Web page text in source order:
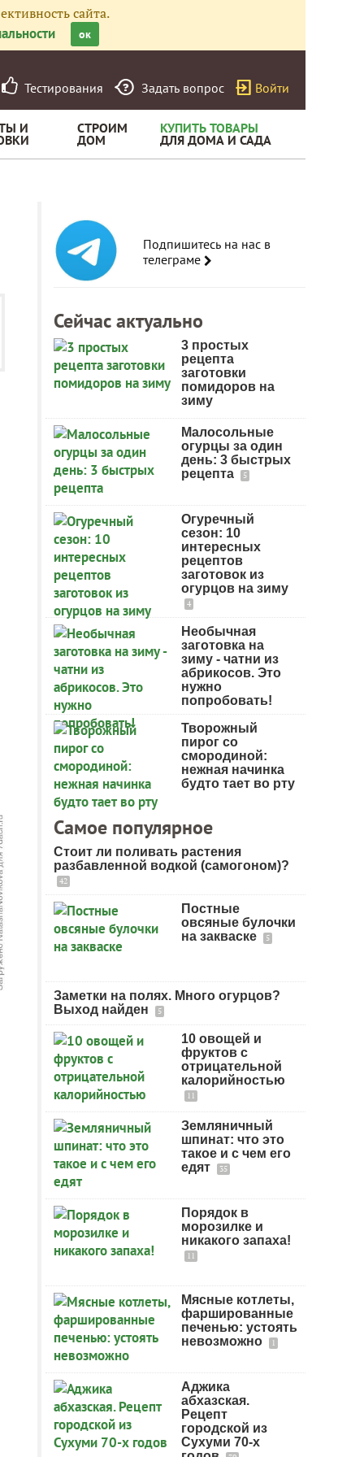
сайта.
ок
Тестирования Задать вопрос Войти
И СТРОИМ
ДОМ
КУПИТЬ ТОВАРЫ
ДЛЯ ДОМА И САДА
Подпишитесь на нас в
телеграме
Сейчас актуально
3 простых
рецепта
заготовки
помидоров на
зиму
Малосольные
огурцы за один
день: 3 быстрых
рецепта
5
Огуречный
сезон: 10
интересных
рецептов
заготовок из
огурцов на зиму
4
Необычная
заготовка на
зиму - чатни из
абрикосов. Это
нужно
попробовать!
Творожный
пирог со
смородиной:
нежная начинка
будто тает во рту
Самое популярное
Стоит ли поливать растения
разбавленной водкой (самогоном)?
42
Постные
овсяные булочки
на закваске
5
Заметки на полях. Много огурцов?
Выход найден
5
10 овощей и
фруктов с
отрицательной
калорийностью
11
Земляничный
шпинат: что это
такое и с чем его
едят
35
Порядок в
морозилке и
никакого запаха!
11
Мясные котлеты,
фаршированные
печенью: устоять
невозможно
1
Аджика
абхазская.
Рецепт
городской из
Сухуми 70-х